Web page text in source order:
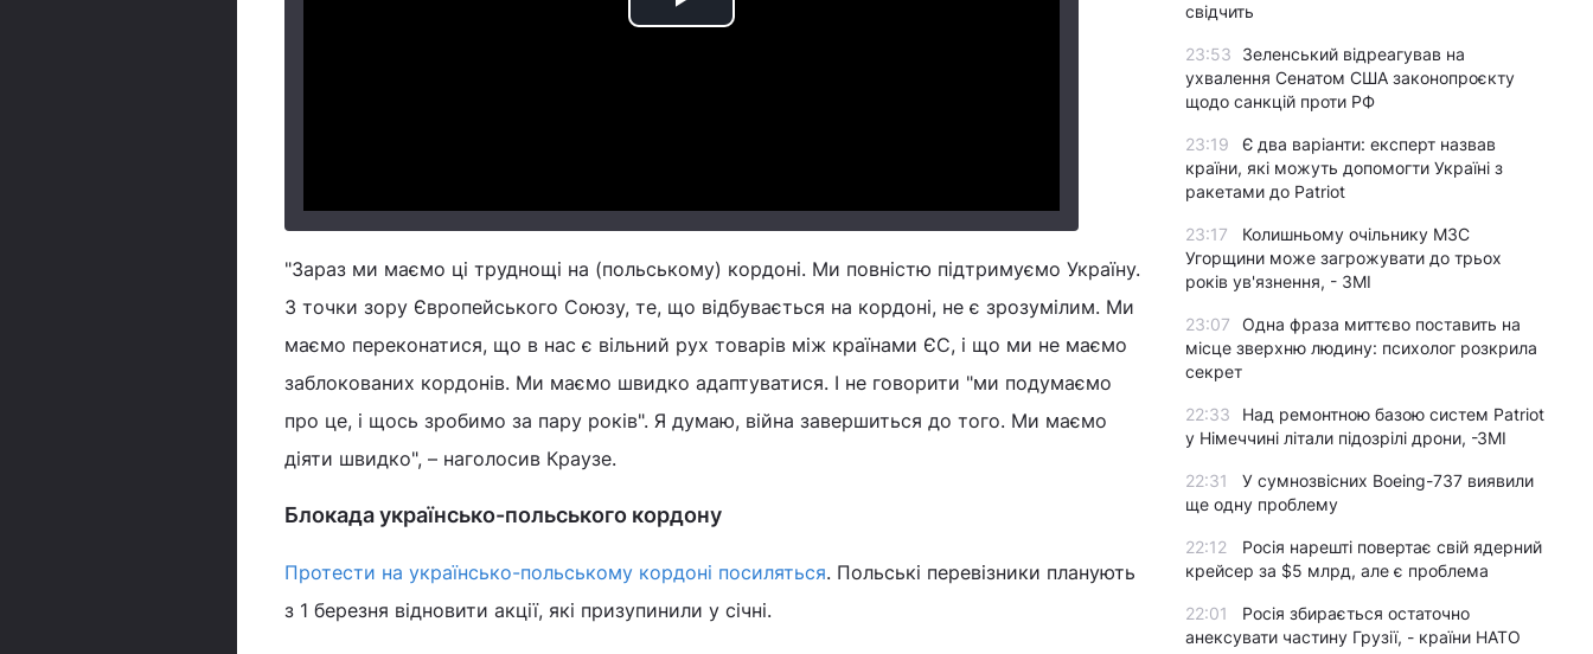
Play
"Зараз ми маємо ці труднощі на (польському) кордоні. Ми повністю підтримуємо Україну.
З точки зору Європейського Союзу, те, що відбувається на кордоні, не є зрозумілим. Ми
маємо переконатися, що в нас є вільний рух товарів між країнами ЄС, і що ми не маємо
заблокованих кордонів. Ми маємо швидко адаптуватися. І не говорити "ми подумаємо
про це, і щось зробимо за пару років". Я думаю, війна завершиться до того. Ми маємо
діяти швидко", – наголосив Краузе.
Блокада українсько-польського кордону
Протести на українсько-польському кордоні посиляться. Польські перевізники планують
з 1 березня відновити акції, які призупинили у січні.
свідчить
23:53
Зеленський відреагував на
ухвалення Сенатом США законопроєкту
щодо санкцій проти РФ
23:19
Є два варіанти: експерт назвав
країни, які можуть допомогти Україні з
ракетами до Patriot
23:17
Колишньому очільнику МЗС
Угорщини може загрожувати до трьох
років ув'язнення, - ЗМІ
23:07
Одна фраза миттєво поставить на
місце зверхню людину: психолог розкрила
секрет
22:33
Над ремонтною базою систем Patriot
у Німеччині літали підозрілі дрони, -ЗМІ
22:31
У сумнозвісних Boeing-737 виявили
ще одну проблему
22:12
Росія нарешті повертає свій ядерний
крейсер за $5 млрд, але є проблема
22:01
Росія збирається остаточно
анексувати частину Грузії, - країни НАТО